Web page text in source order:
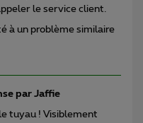
le service client.
à un problème similaire
par Jaffie
tuyau ! Visiblement